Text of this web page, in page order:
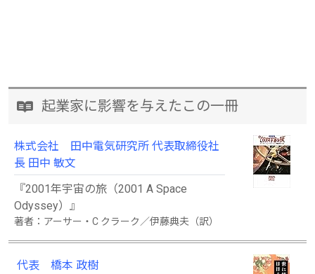
起業家に影響を与えたこの一冊
株式会社 田中電気研究所 代表取締役社
長 田中 敏文
『2001年宇宙の旅（2001 A Space
Odyssey）』
著者：アーサー・C クラーク／伊藤典夫（訳）
代表 橋本 政樹